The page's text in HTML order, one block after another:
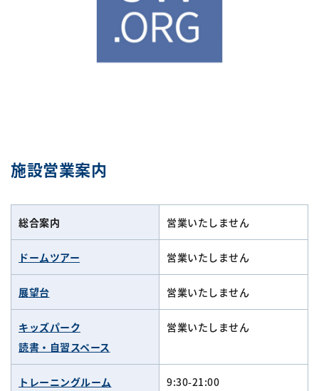
施設営業案内
総合案内 営業いたしません
ドームツアー 営業いたしません
展望台 営業いたしません
キッズパーク
読書・自習スペース
営業いたしません
トレーニングルーム 9:30-21:00